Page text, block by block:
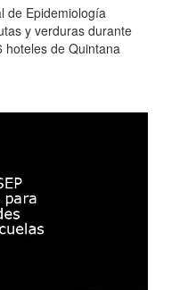
de Epidemiología
y verduras durante
hoteles de Quintana